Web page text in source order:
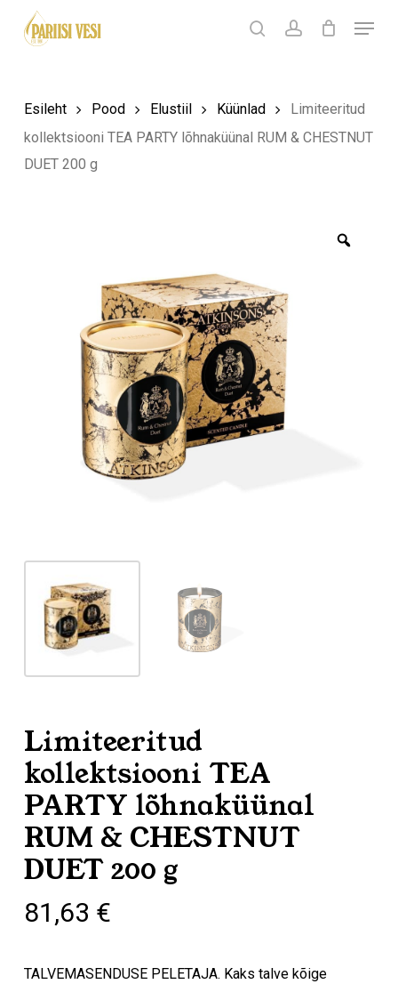
Products
search
searchaccount
Menu
Ostukorv
Esileht Pood Elustiil Küünlad
Limiteeritud
kollektsiooni TEA PARTY lõhnaküünal RUM & CHESTNUT
DUET 200 g
Limiteeritud
kollektsiooni TEA
PARTY lõhnaküünal
RUM & CHESTNUT
DUET 200 g
81,63 €
TALVEMASENDUSE PELETAJA. Kaks talve kõige